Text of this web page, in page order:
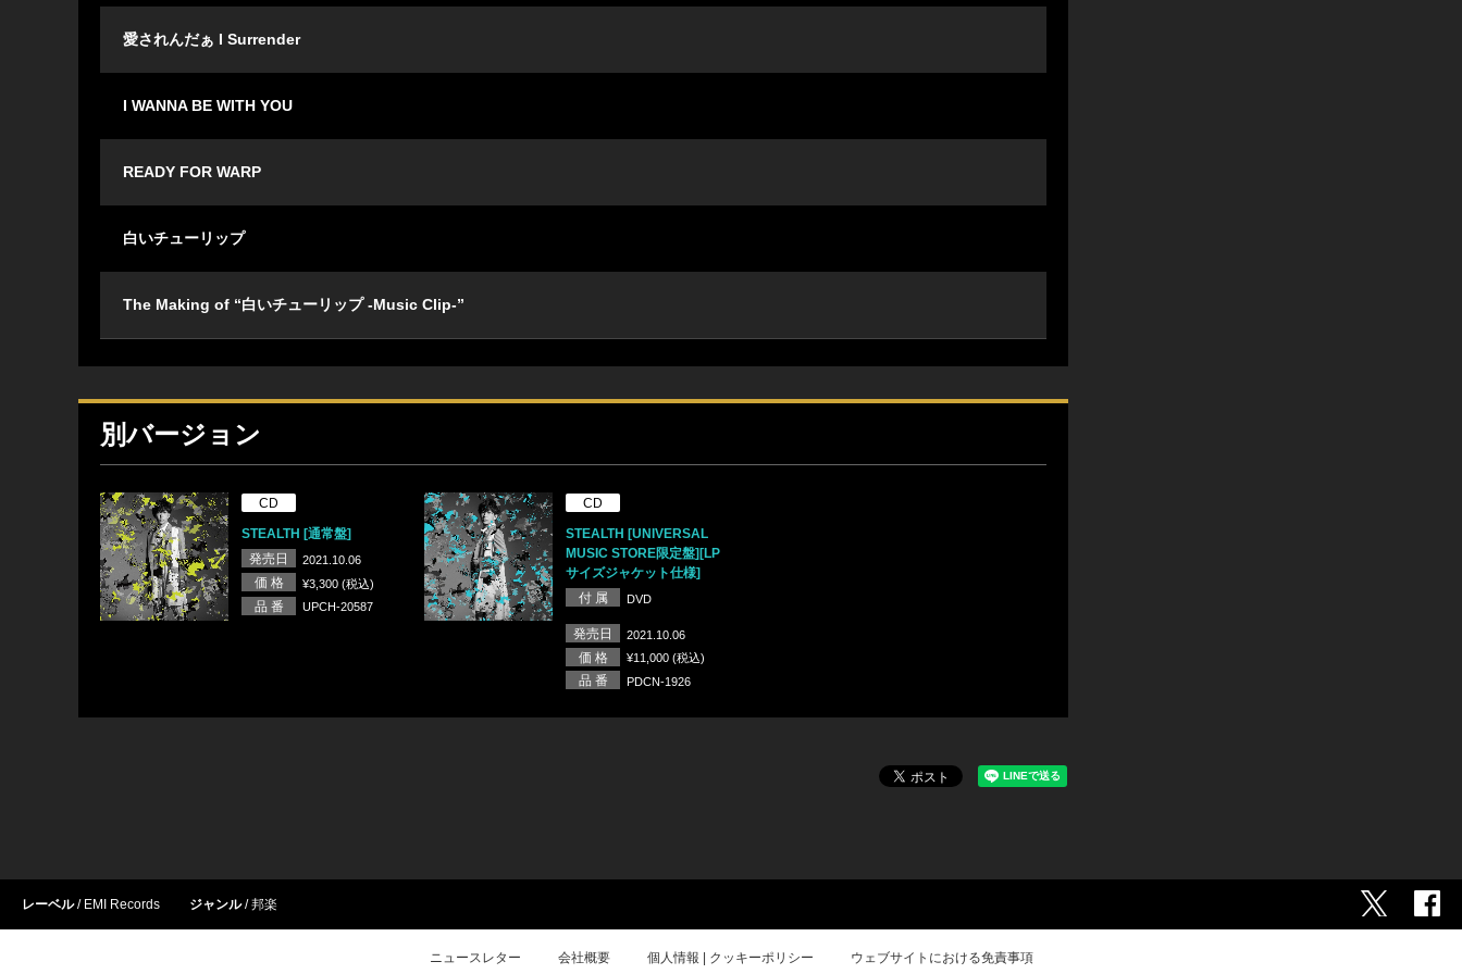
愛されんだぁ I Surrender
I WANNA BE WITH YOU
READY FOR WARP
白いチューリップ
The Making of “白いチューリップ -Music Clip-”
別バージョン
CD
STEALTH [通常盤]
発売日
2021.10.06
価 格 ¥3,300 (税込)
品 番 UPCH-20587
CD
STEALTH [UNIVERSAL
MUSIC STORE限定盤][LP
サイズジャケット仕様]
付 属
DVD
発売日 2021.10.06
価 格 ¥11,000 (税込)
品 番 PDCN-1926
レーベル EMI Records ジャンル 邦楽
ニュースレター 会社概要 個人情報 | クッキーポリシー ウェブサイトにおける免責事項